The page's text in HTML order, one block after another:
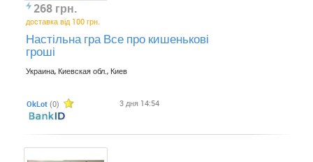
268 грн.
доставка від 100 грн.
Настільна гра Все про кишенькові
гроші
Украина, Киевская обл., Киев
OkLot (0) 3 дня 14:54